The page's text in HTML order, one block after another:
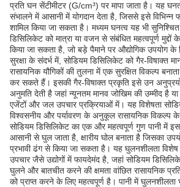
प्रति घन सेंटीमीटर (G/cm³) पर मापा जाता है। यह
संभालने में आसानी में योगदान देता है, जिससे इसे विभिन्न
शामिल किया जा सकता है। मध्यम घनत्व यह भी
डिसिलिकेट को मात्रा या वजन से संबंधित महत्वपूर्ण मुद्दों
किया जा सकता है, जो बड़े पैमाने पर औद्योगिक उपयोग के
सुरक्षा के संदर्भ में, सोडियम डिसिलिकेट को गैर-विषाक्त
रासायनिक यौगिकों की तुलना में एक सुरक्षित विकल्प
कर सकते हैं। इसकी गैर-विषाक्त प्रकृति इसे उन
अनुमति देती है जहां न्यूनतम मानव जोखिम की उम्मीद है
एजेंटों और जल उपचार प्रक्रियाओं में। यह विशेषता
विश्वसनीय और पर्यावरण के अनुकूल रासायनिक विकल्प
सोडियम डिसिलिकेट का एक और महत्वपूर्ण गुण पानी में
आसानी से घुल जाता है, क्षारीय घोल बनाता है जिसका
प्रभावी ढंग से किया जा सकता है। यह घुलनशीलता
उपचार जैसे उद्योगों में फायदेमंद है, जहां सोडियम
घुलने और बातचीत करने की क्षमता वांछित रासायनिक
को प्राप्त करने के लिए महत्वपूर्ण है। पानी में